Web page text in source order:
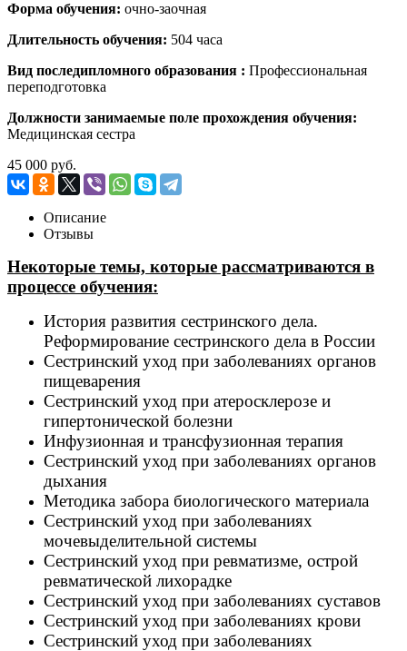
Форма обучения: очно-заочная
Длительность обучения: 504 часа
Вид поcледипломного образования : Профессиональная
переподготовка
Должности занимаемые поле прохождения обучения:
Медицинская сестра
45 000 руб.
Описание
Отзывы
Некоторые темы, которые рассматриваются в
процессе обучения:
История развития сестринского дела.
Реформирование сестринского дела в России
Сестринский уход при заболеваниях органов
пищеварения
Сестринский уход при атеросклерозе и
гипертонической болезни
Инфузионная и трансфузионная терапия
Сестринский уход при заболеваниях органов
дыхания
Методика забора биологического материала
Сестринский уход при заболеваниях
мочевыделительной системы
Сестринский уход при ревматизме, острой
ревматической лихорадке
Сестринский уход при заболеваниях суставов
Сестринский уход при заболеваниях крови
Сестринский уход при заболеваниях